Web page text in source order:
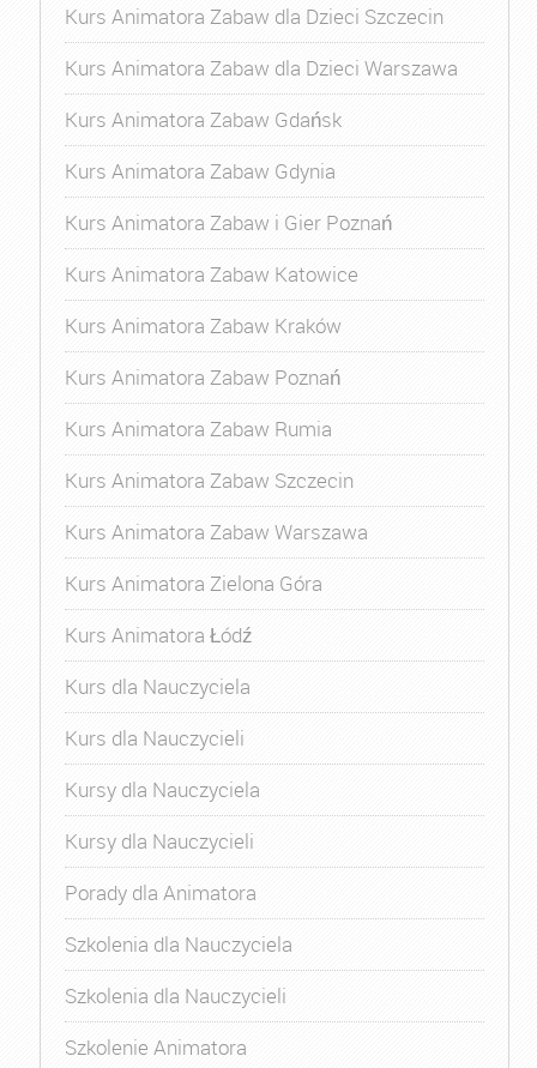
Kurs Animatora Zabaw dla Dzieci Szczecin
Kurs Animatora Zabaw dla Dzieci Warszawa
Kurs Animatora Zabaw Gdańsk
Kurs Animatora Zabaw Gdynia
Kurs Animatora Zabaw i Gier Poznań
Kurs Animatora Zabaw Katowice
Kurs Animatora Zabaw Kraków
Kurs Animatora Zabaw Poznań
Kurs Animatora Zabaw Rumia
Kurs Animatora Zabaw Szczecin
Kurs Animatora Zabaw Warszawa
Kurs Animatora Zielona Góra
Kurs Animatora Łódź
Kurs dla Nauczyciela
Kurs dla Nauczycieli
Kursy dla Nauczyciela
Kursy dla Nauczycieli
Porady dla Animatora
Szkolenia dla Nauczyciela
Szkolenia dla Nauczycieli
Szkolenie Animatora